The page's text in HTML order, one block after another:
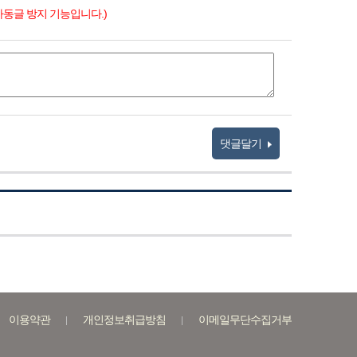
동글 방지 기능입니다.)
댓글달기
이용약관 개인정보취급방침 이메일무단수집거부